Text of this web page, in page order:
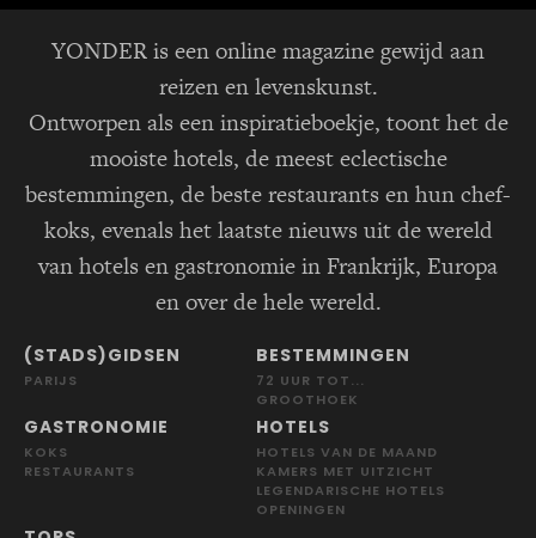
YONDER is een online magazine gewijd aan
reizen en levenskunst.
Ontworpen als een inspiratieboekje, toont het de
mooiste hotels, de meest eclectische
bestemmingen, de beste restaurants en hun chef-
koks, evenals het laatste nieuws uit de wereld
van hotels en gastronomie in Frankrijk, Europa
en over de hele wereld.
(STADS)GIDSEN
PARIJS
BESTEMMINGEN
72 UUR TOT...
GROOTHOEK
GASTRONOMIE
KOKS
RESTAURANTS
HOTELS
HOTELS VAN DE MAAND
KAMERS MET UITZICHT
LEGENDARISCHE HOTELS
OPENINGEN